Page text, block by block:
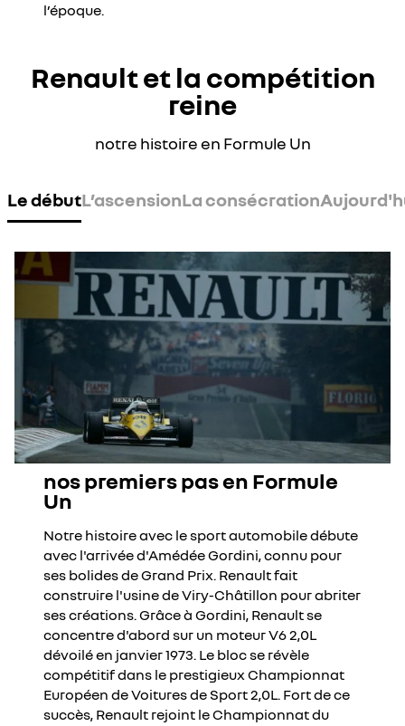
l’époque.
Renault et la compétition
reine
notre histoire en Formule Un
Le débutL’ascensionLa consécration
nos premiers pas en Formule
Un
Notre histoire avec le sport automobile débute
avec l'arrivée d'Amédée Gordini, connu pour
ses bolides de Grand Prix. Renault fait
construire l'usine de Viry-Châtillon pour abriter
ses créations. Grâce à Gordini, Renault se
concentre d'abord sur un moteur V6 2,0L
dévoilé en janvier 1973. Le bloc se révèle
compétitif dans le prestigieux Championnat
Européen de Voitures de Sport 2,0L. Fort de ce
succès, Renault rejoint le Championnat du